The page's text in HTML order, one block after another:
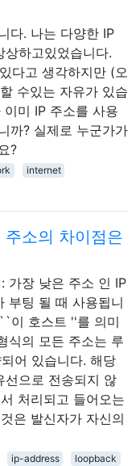
다. 나는 다양한 IP
하고있었습니다.
다고 생각하지만 (오
수있는 자유가 있습
미 IP 주소를 사용
까? 실제로 누군가가
?
internet
소의 차이점은
가장 낮은 주소 인 IP
부팅 될 때 사용됩니
이 호스트 ''를 의미
식의 모든 주소는 루
어 있습니다. 해당
선으로 전송되지 않
처리되고 들어오는
은 발신자가 자신의
ip-address loopback